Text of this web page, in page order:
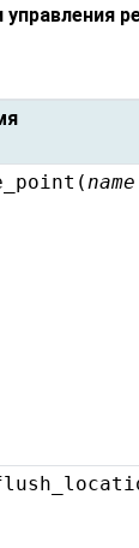
name